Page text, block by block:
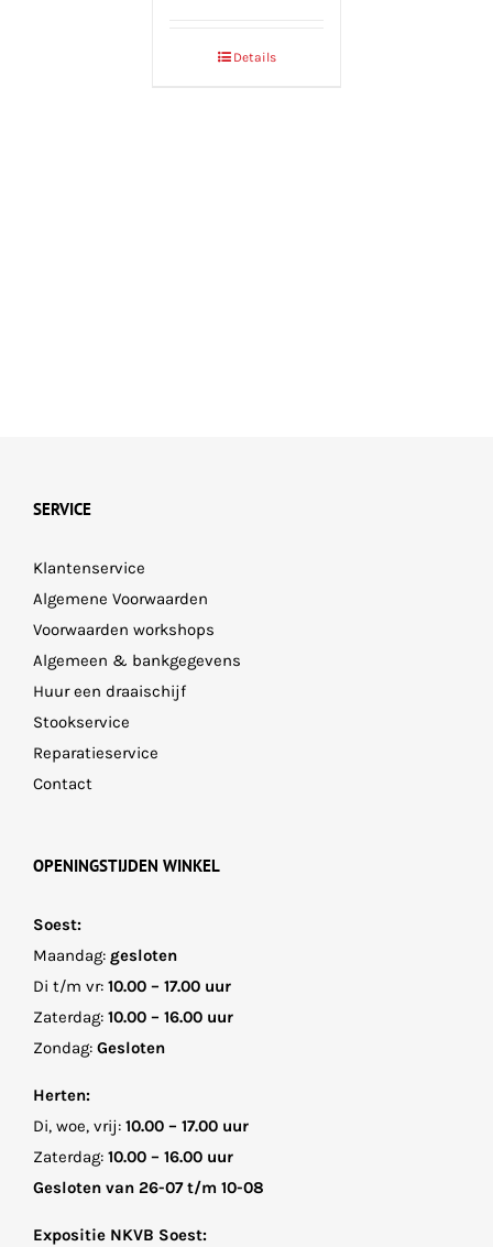
Details
SERVICE
Klantenservice
Algemene Voorwaarden
Voorwaarden workshops
Algemeen & bankgegevens
Huur een draaischijf
Stookservice
Reparatieservice
Contact
OPENINGSTIJDEN WINKEL
Soest:
Maandag: gesloten
Di t/m vr: 10.00 – 17.00 uur
Zaterdag: 10.00 – 16.00 uur
Zondag: Gesloten
Herten:
Di, woe, vrij: 10.00 – 17.00 uur
Zaterdag: 10.00 – 16.00 uur
Gesloten van 26-07 t/m 10-08
Expositie NKVB Soest: